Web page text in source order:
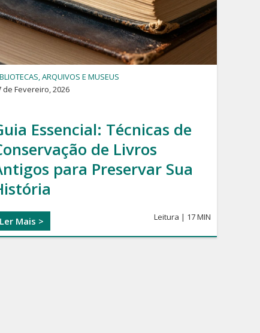
ARQUIVOS E MUSEUS
de Fevereiro, 2026
Essencial: Técnicas de
de Livros
para Preservar Sua
Ler Mais > Leitura | 17 MIN